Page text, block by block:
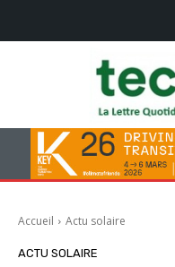
Accueil Actu solaire
ACTU SOLAIRE